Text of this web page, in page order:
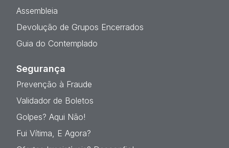
Assembleia
Devolução de Grupos Encerrados
Guia do Contemplado
Segurança
Prevenção à Fraude
Validador de Boletos
Golpes? Aqui Não!
Fui Vítima, E Agora?